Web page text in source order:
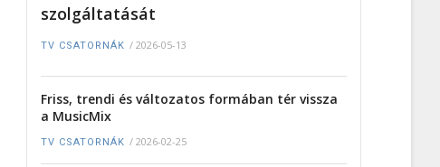
szolgáltatását
TV CSATORNÁK / 2026-05-13
Friss, trendi és változatos formában tér vissza
a MusicMix
TV CSATORNÁK / 2026-02-25